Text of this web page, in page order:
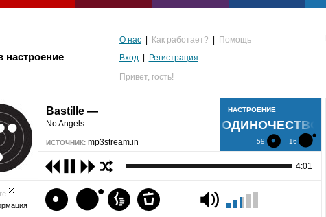
настроение
О нас Как работает?
Помощь
Вход
Регистрация
Привет, гость!
Bastille —
No Angels
ИСТОЧНИК: mp3stream.in
НАСТРОЕНИЕ
ОДИНОЧЕСТВО
59 16
4:01